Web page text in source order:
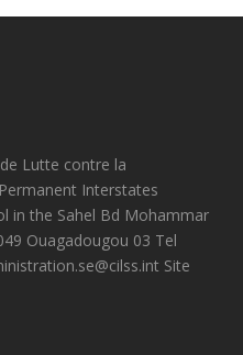
Lutte contre la
Interstates
in the Sahel Bd Mohammar
Ouagadougou 03 Tel
Site